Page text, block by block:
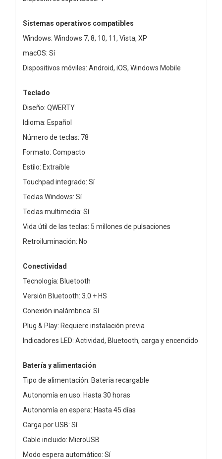
Sistemas operativos compatibles
Windows: Windows 7, 8, 10, 11, Vista, XP
macOS: Sí
Dispositivos móviles: Android, iOS, Windows Mobile
Teclado
Diseño: QWERTY
Idioma: Español
Número de teclas: 78
Formato: Compacto
Estilo: Extraíble
Touchpad integrado: Sí
Teclas Windows: Sí
Teclas multimedia: Sí
Vida útil de las teclas: 5 millones de pulsaciones
Retroiluminación: No
Conectividad
Tecnología: Bluetooth
Versión Bluetooth: 3.0 + HS
Conexión inalámbrica: Sí
Plug & Play: Requiere instalación previa
Indicadores LED: Actividad, Bluetooth, carga y encendido
Batería y alimentación
Tipo de alimentación: Batería recargable
Autonomía en uso: Hasta 30 horas
Autonomía en espera: Hasta 45 días
Carga por USB: Sí
Cable incluido: MicroUSB
Modo espera automático: Sí